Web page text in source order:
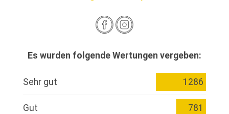
Es wurden folgende Wertungen vergeben:
Sehr gut 1286
Gut 781